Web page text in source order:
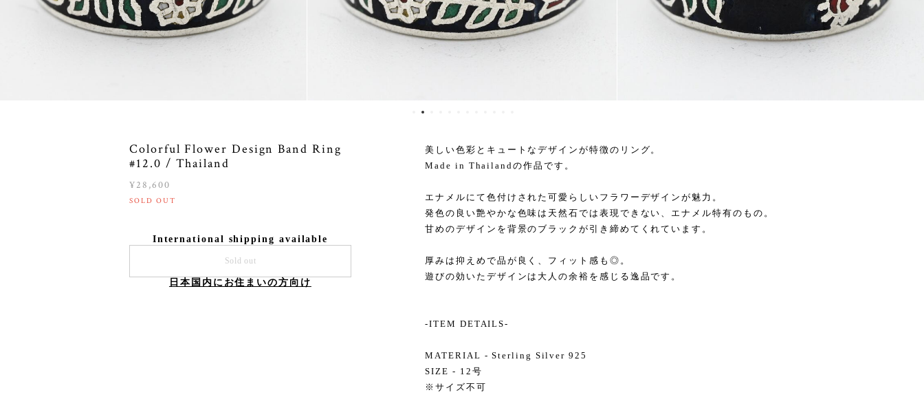
Colorful Flower Design Band Ring
#12.0 / Thailand
¥28,600
SOLD OUT
International shipping available
Sold out
日本国内にお住まいの方向け
美しい色彩とキュートなデザインが特徴のリング。
Made in Thailandの作品です。
エナメルにて色付けされた可愛らしいフラワーデザインが魅力。
発色の良い艶やかな色味は天然石では表現できない、エナメル特有のもの。
甘めのデザインを背景のブラックが引き締めてくれています。
厚みは抑えめで品が良く、フィット感も◎。
遊びの効いたデザインは大人の余裕を感じる逸品です。
-ITEM DETAILS-
MATERIAL - Sterling Silver 925
SIZE - 12号
※サイズ不可